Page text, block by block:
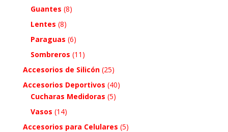
Guantes (8)
Lentes (8)
Paraguas (6)
Sombreros (11)
Accesorios de Silicón (25)
Accesorios Deportivos (40)
Cucharas Medidoras (5)
Vasos (14)
Accesorios para Celulares (5)